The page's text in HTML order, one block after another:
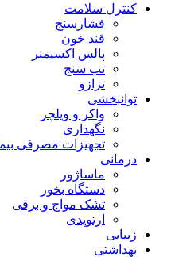
کنترل سلامت
فشارسنج
قند خون
پالس اکسیمتر
تب سنج
ترازو
توانبخشی
واکر و ویلچر
نگهداری
تجهیزات مصرفی
درمانی
ماساژور
دستگاه بخور
تشک مواج و برقی
ارتوپدی
زیبایی
بهداشتی